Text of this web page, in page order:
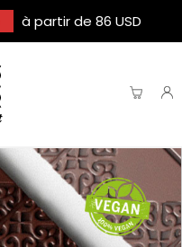
à partir de 86 USD